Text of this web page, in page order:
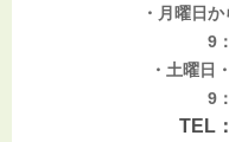
・月曜日
9
・土曜日
9
TEL：